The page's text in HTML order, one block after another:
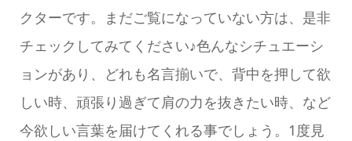
クターです。まだご覧になっていない方は、是非
チェックしてみてください♪色んなシチュエーシ
ョンがあり、どれも名言揃いで、背中を押して欲
しい時、頑張り過ぎて肩の力を抜きたい時、など
今欲しい言葉を届けてくれる事でしょう。1度見